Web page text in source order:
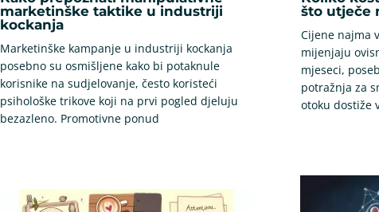
marketinške taktike u industriji
kockanja
Marketinške kampanje u industriji kockanja
posebno su osmišljene kako bi potaknule
korisnike na sudjelovanje, često koristeći
psihološke trikove koji na prvi pogled djeluju
bezazleno. Promotivne ponud
što utječe
Cijene najma
mijenjaju
mjeseci,
potražnja za
otoku dostiže